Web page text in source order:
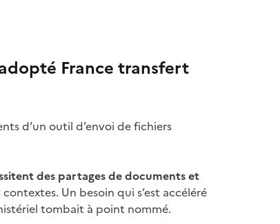
France transfert
d’un outil d’envoi de fichiers
des partages de documents et
Un besoin qui s’est accéléré
tombait à point nommé.